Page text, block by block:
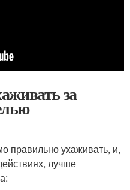
за
правильно ухаживать, и,
лучше